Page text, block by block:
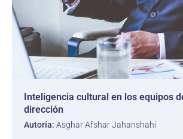
Inteligencia cultural en los equipos
dirección
Autoría: Asghar Afshar Jahanshahi